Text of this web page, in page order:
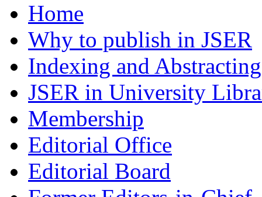
Home
Why to publish in JSER
Indexing and Abstracting
JSER in University
Membership
Editorial Office
Editorial Board